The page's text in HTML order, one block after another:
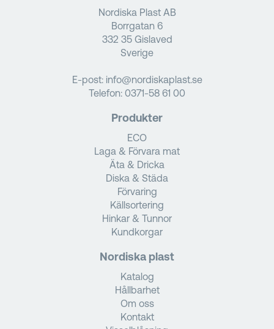
Nordiska Plast AB
Borrgatan 6
332 35 Gislaved
Sverige
E-post: info@nordiskaplast.se
Telefon: 0371-58 61 00
Produkter
ECO
Laga & Förvara mat
Äta & Dricka
Diska & Städa
Förvaring
Källsortering
Hinkar & Tunnor
Kundkorgar
Nordiska plast
Katalog
Hållbarhet
Om oss
Kontakt